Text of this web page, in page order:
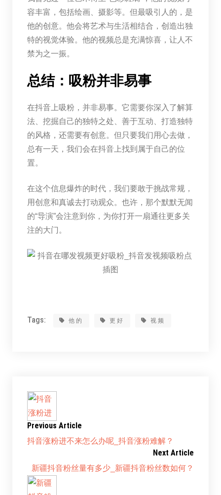
容丰富，包括绘画、摄影等。但最吸引人的，是
他的创意。他会将艺术与生活相结合，创造出独
特的视觉体验。他的视频总是充满惊喜，让人不
禁为之一振。
总结：吸粉并非易事
在抖音上吸粉，并非易事。它需要你深入了解算
法、挖掘自己的独特之处、善于互动、打造独特
的风格，还需要有创意。但只要我们用心去做，
总有一天，我们会在抖音上找到属于自己的位
置。
在这个信息爆炸的时代，我们要敢于挑战常规，
用创意和真诚去打动观众。也许，那个默默无闻
的“导演”会注意到你，为你打开一扇通往更多关
注的大门。
Tags: 他的 更好 视频
Previous Article
抖音涨粉进不来怎么办呢_抖音涨粉难解？
Next Article
新疆抖音粉丝量有多少_新疆抖音粉丝数如何？